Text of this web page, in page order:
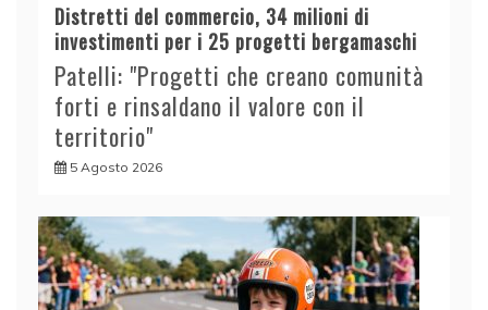
Distretti del commercio, 34 milioni di
investimenti per i 25 progetti bergamaschi
Patelli: "Progetti che creano comunità
forti e rinsaldano il valore con il
territorio"
5 Agosto 2026